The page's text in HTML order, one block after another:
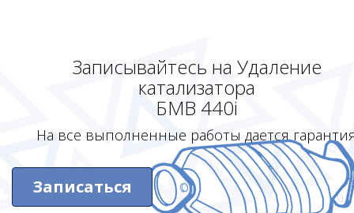
Записывайтесь на Удаление
катализатора
БМВ 440i
На все выполненные работы дается
Записаться